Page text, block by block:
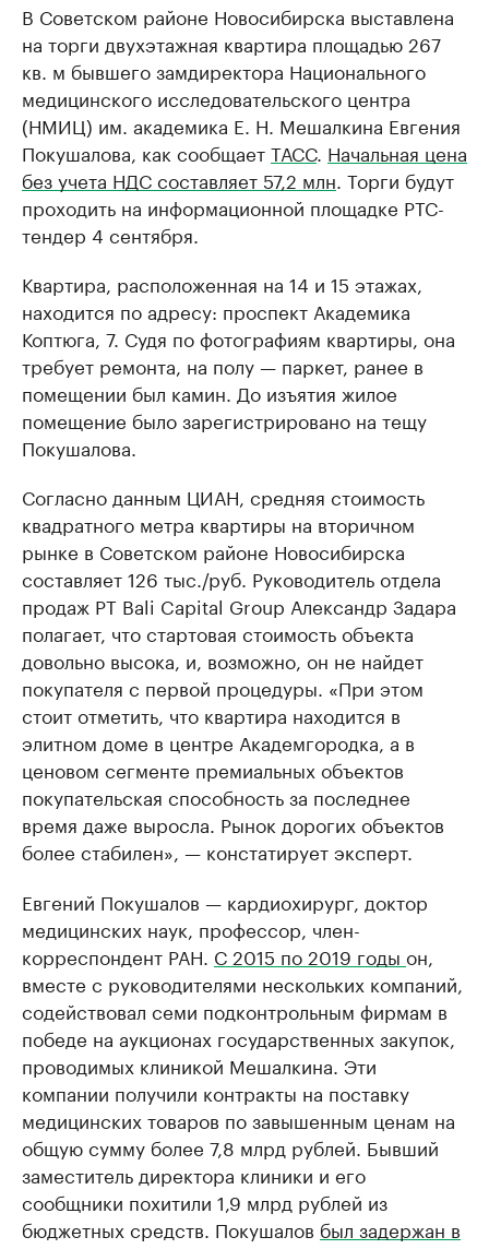
В Советском районе Новосибирска выставлена
на торги двухэтажная квартира площадью 267
кв. м бывшего замдиректора Национального
медицинского исследовательского центра
(НМИЦ) им. академика Е. Н. Мешалкина Евгения
Покушалова, как сообщаетТАСС. Начальная цена
без учета НДС составляет 57,2 млн. Торги будут
проходить на информационной площадке РТС-
тендер 4 сентября.
Квартира, расположенная на 14 и 15 этажах,
находится по адресу: проспект Академика
Коптюга, 7. Судя по фотографиям квартиры, она
требует ремонта, на полу — паркет, ранее в
помещении был камин. До изъятия жилое
помещение было зарегистрировано на тещу
Покушалова.
Согласно данным ЦИАН, средняя стоимость
квадратного метра квартиры на вторичном
рынке в Советском районе Новосибирска
составляет 126 тыс./руб. Руководитель отдела
продаж PT Bali Capital Group Александр Задара
полагает, что стартовая стоимость объекта
довольно высока, и, возможно, он не найдет
покупателя с первой процедуры. «При этом
стоит отметить, что квартира находится в
элитном доме в центре Академгородка, а в
ценовом сегменте премиальных объектов
покупательская способность за последнее
время даже выросла. Рынок дорогих объектов
более стабилен», — констатирует эксперт.
Евгений Покушалов — кардиохирург, доктор
медицинских наук, профессор, член-
корреспондент РАН. С 2015 по 2019 годы он,
вместе с руководителями нескольких компаний,
содействовал семи подконтрольным фирмам в
победе на аукционах государственных закупок,
проводимых клиникой Мешалкина. Эти
компании получили контракты на поставку
медицинских товаров по завышенным ценам на
общую сумму более 7,8 млрд рублей. Бывший
заместитель директора клиники и его
сообщники похитили 1,9 млрд рублей из
бюджетных средств. Покушалов был задержан в